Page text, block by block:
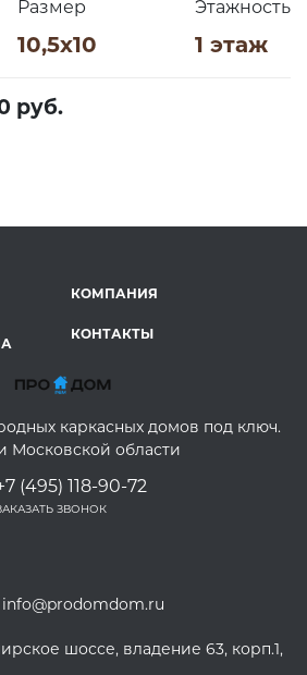
Размер
10,5х10
Этажность
1 этаж
руб.
КОМПАНИЯ
КОНТАКТЫ
каркасных домов под ключ.
Московской области
(495) 118-90-72
ЗВОНОК
info@prodomdom.ru
шоссе, владение 63, корп.1,